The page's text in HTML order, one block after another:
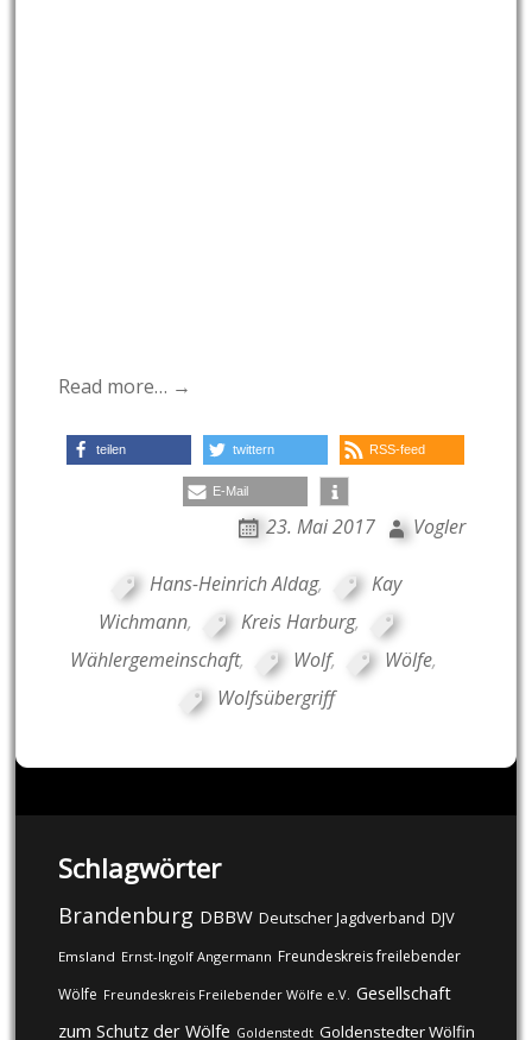
Read more… →
teilen twittern RSS-feed
E-Mail
23. Mai 2017 Vogler
Hans-Heinrich Aldag,
Kay
Wichmann, Kreis Harburg,
Wählergemeinschaft, Wolf, Wölfe,
Wolfsübergriff
Schlagwörter
Brandenburg DBBW Deutscher Jagdverband DJV
Emsland Ernst-Ingolf Angermann Freundeskreis freilebender
Wölfe Freundeskreis Freilebender Wölfe e.V. Gesellschaft
zum Schutz der Wölfe Goldenstedt Goldenstedter Wölfin